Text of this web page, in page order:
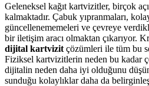
Geleneksel kağıt kartvizitler, birçok
kalmaktadır. Çabuk yıpranmaları,
güncellenememeleri ve çevreye
bir iletişim aracı olmaktan çıkarıyor.
dijital kartvizit çözümleri ile tüm bu
Fiziksel kartvizitlerin neden bu kadar
dijitalin neden daha iyi olduğunu
sunduğu kolaylıklar daha da